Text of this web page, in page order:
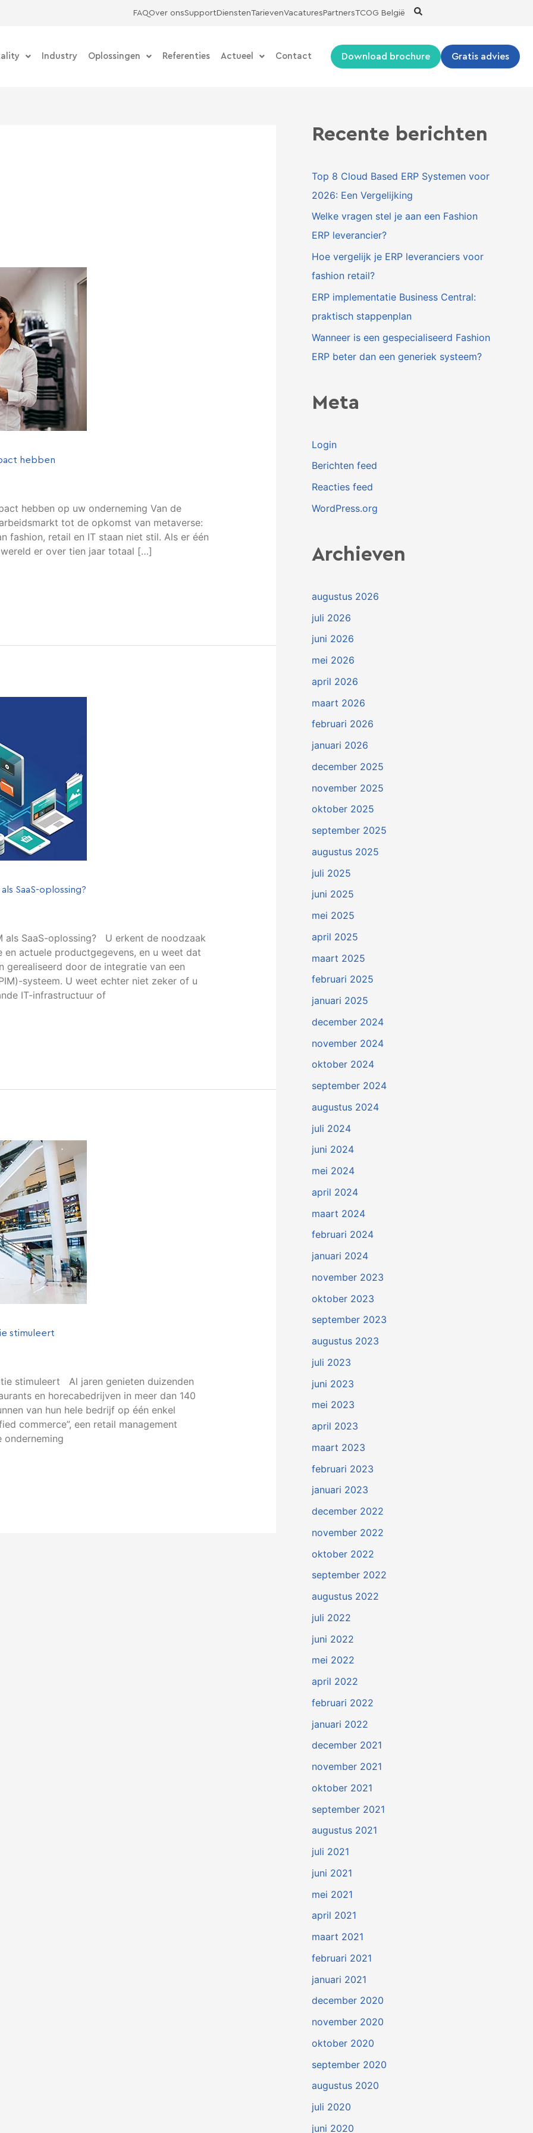
FAQOver onsSupportDienstenTarievenVacatures PartnersTCOG België
Industry Oplossingen Referenties Actueel Contact Download brochure Gratis advies
hebben
hebben op uw onderneming Van de
tot de opkomst van metaverse:
fashion, retail en IT staan niet stil. Als er één
er over tien jaar totaal […]
SaaS-oplossing?
als SaaS-oplossing? U erkent de noodzaak
actuele productgegevens, en u weet dat
gerealiseerd door de integratie van een
systeem. U weet echter niet zeker of u
IT-infrastructuur of
stimuleert
stimuleert Al jaren genieten duizenden
en horecabedrijven in meer dan 140
van hun hele bedrijf op één enkel
commerce”, een retail management
onderneming
Recente berichten
Top 8 Cloud Based ERP Systemen voor
2026: Een Vergelijking
Welke vragen stel je aan een Fashion
ERP leverancier?
Hoe vergelijk je ERP leveranciers voor
fashion retail?
ERP implementatie Business Central:
praktisch stappenplan
Wanneer is een gespecialiseerd Fashion
ERP beter dan een generiek systeem?
Meta
Login
Berichten feed
Reacties feed
WordPress.org
Archieven
augustus 2026
juli 2026
juni 2026
mei 2026
april 2026
maart 2026
februari 2026
januari 2026
december 2025
november 2025
oktober 2025
september 2025
augustus 2025
juli 2025
juni 2025
mei 2025
april 2025
maart 2025
februari 2025
januari 2025
december 2024
november 2024
oktober 2024
september 2024
augustus 2024
juli 2024
juni 2024
mei 2024
april 2024
maart 2024
februari 2024
januari 2024
november 2023
oktober 2023
september 2023
augustus 2023
juli 2023
juni 2023
mei 2023
april 2023
maart 2023
februari 2023
januari 2023
december 2022
november 2022
oktober 2022
september 2022
augustus 2022
juli 2022
juni 2022
mei 2022
april 2022
februari 2022
januari 2022
december 2021
november 2021
oktober 2021
september 2021
augustus 2021
juli 2021
juni 2021
mei 2021
april 2021
maart 2021
februari 2021
januari 2021
december 2020
november 2020
oktober 2020
september 2020
augustus 2020
juli 2020
juni 2020